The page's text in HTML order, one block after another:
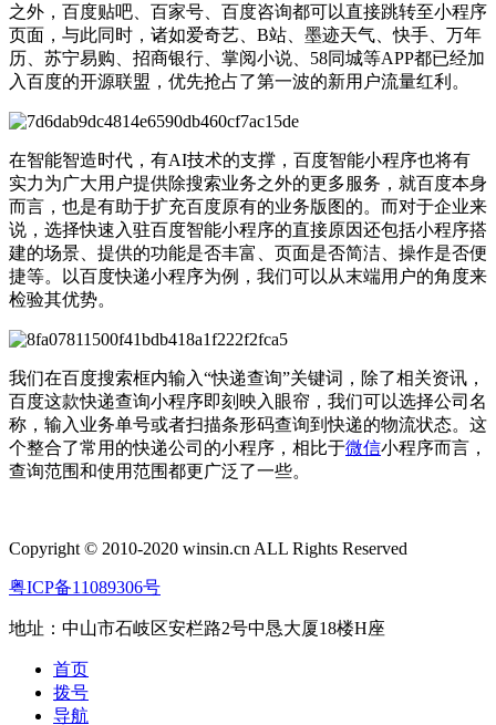
之外，百度贴吧、百家号、百度咨询都可以直接跳转至小程序
页面，与此同时，诸如爱奇艺、B站、墨迹天气、快手、万年
历、苏宁易购、招商银行、掌阅小说、58同城等APP都已经加
入百度的开源联盟，优先抢占了第一波的新用户流量红利。
在智能智造时代，有AI技术的支撑，百度智能小程序也将有
实力为广大用户提供除搜索业务之外的更多服务，就百度本身
而言，也是有助于扩充百度原有的业务版图的。而对于企业来
说，选择快速入驻百度智能小程序的直接原因还包括小程序搭
建的场景、提供的功能是否丰富、页面是否简洁、操作是否便
捷等。以百度快递小程序为例，我们可以从末端用户的角度来
检验其优势。
我们在百度搜索框内输入“快递查询”关键词，除了相关资讯，
百度这款快递查询小程序即刻映入眼帘，我们可以选择公司名
称，输入业务单号或者扫描条形码查询到快递的物流状态。这
个整合了常用的快递公司的小程序，相比于微信小程序而言，
查询范围和使用范围都更广泛了一些。
Copyright © 2010-2020 winsin.cn ALL Rights Reserved
粤ICP备11089306号
地址：中山市石岐区安栏路2号中恳大厦18楼H座
首页
拨号
导航